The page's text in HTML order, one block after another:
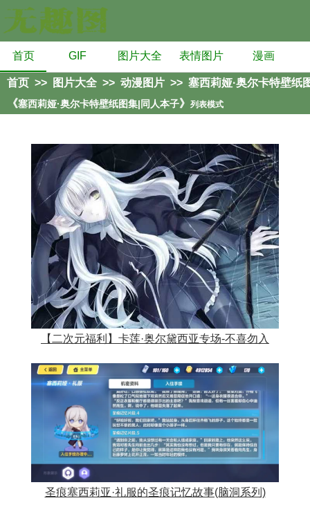
首页 GIF 图片大全 表情图片 漫画
首页 >> 图片大全 >> 动漫图片 >> 塞西莉娅·奥尔卡特壁纸
《塞西莉娅·奥尔卡特壁纸图集|同人本子》 列表模式
【二次元福利】卡莲·奥尔黛西亚专场-不喜勿入
圣痕塞西莉亚·礼服的圣痕记忆故事(脑洞系列)